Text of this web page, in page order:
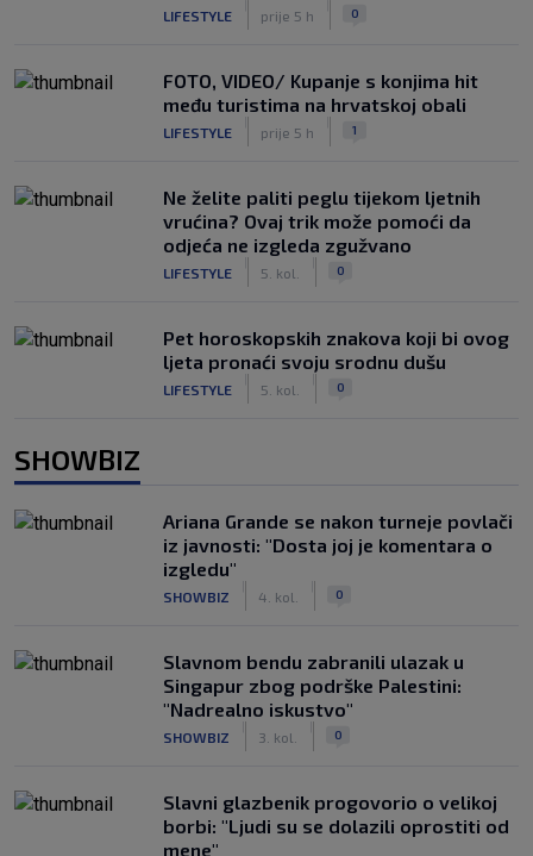
LIFESTYLE prije 5 h 0
FOTO, VIDEO/ Kupanje s konjima hit
među turistima na hrvatskoj obali
LIFESTYLE prije 5 h 1
Ne želite paliti peglu tijekom ljetnih
vrućina? Ovaj trik može pomoći da
odjeća ne izgleda zgužvano
LIFESTYLE 5. kol. 0
Pet horoskopskih znakova koji bi ovog
ljeta pronaći svoju srodnu dušu
LIFESTYLE 5. kol. 0
SHOWBIZ
Ariana Grande se nakon turneje povlači
iz javnosti: "Dosta joj je komentara o
izgledu"
SHOWBIZ 4. kol. 0
Slavnom bendu zabranili ulazak u
Singapur zbog podrške Palestini:
"Nadrealno iskustvo"
SHOWBIZ 3. kol. 0
Slavni glazbenik progovorio o velikoj
borbi: "Ljudi su se dolazili oprostiti od
mene"